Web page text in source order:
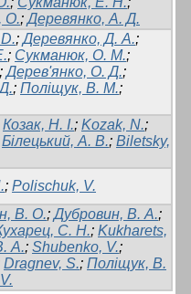
O.;Деревянко, А. Д.
;Деревянко, Д. А.;
; Сукманюк, О. М.;
;Дерев'янко, О. Д.;
; Поліщук, В. М.;
Козак, Н. І.; Kozak, N.;
Білецький, А. В.; Biletsky,
; Polischuk, V.
В. О.;Дубровин, В. А.;
С. Н.; Kukharets,
А.; Shubenko, V.;
Dragnev, S.; Поліщук, В.